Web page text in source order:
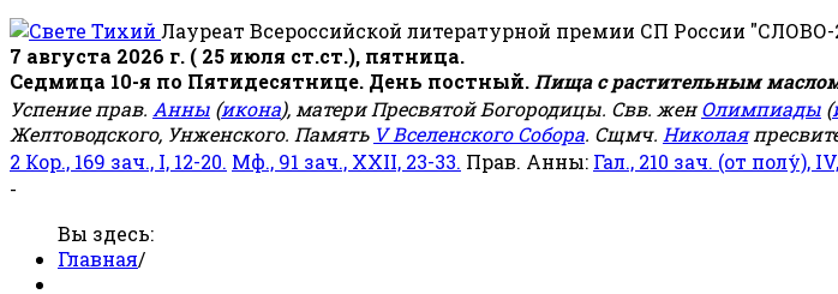
Лауреат Всероссийской литературной премии СП России "СЛОВО-
7 августа 2026 г. ( 25 июля ст.ст.), пятница.
Седмица 10-я по Пятидесятнице. День постный. Пища с растительным
Успение прав. Анны (икона), матери Пресвятой Богородицы. Свв. женОлимпиады (
Желтоводского, Унженского. Память V Вселенского Собора. Сщмч. Николая
2 Кор., 169 зач., I, 12-20. Мф., 91 зач., XXII, 23-33. Прав. Анны: Гал., 210 зач. (от полу́),
-
Вы здесь:
Главная/